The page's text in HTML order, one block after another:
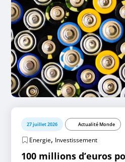
27 juillet 2026 Actualité Monde
Energie, Investissement
100 millions d’euros